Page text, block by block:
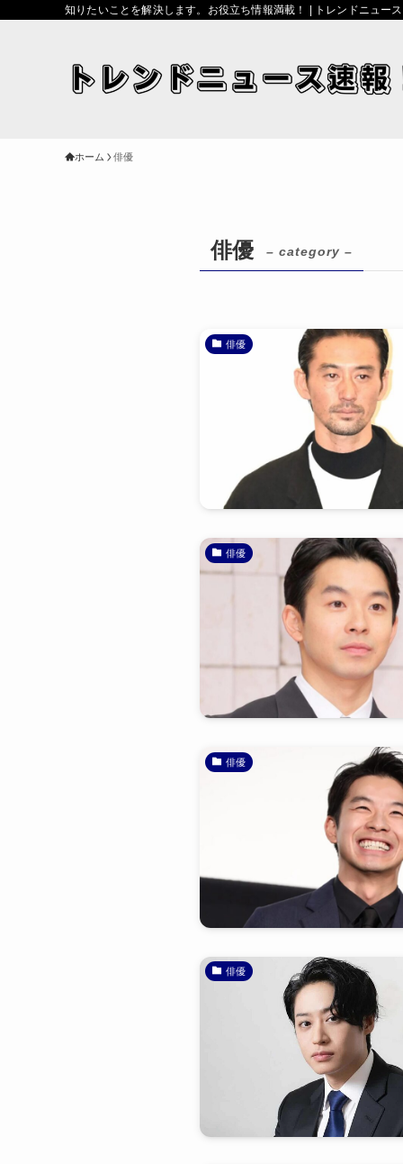
知りたいことを解決します。お役立ち情報満載！ | トレンドニュー
ホーム 俳優
俳優 – category –
俳優
俳優
俳優
俳優